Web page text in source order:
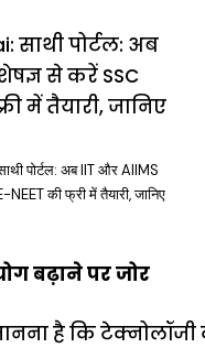
पोर्टल: अब IIT और AIIMS
की फ्री में तैयारी, जानिए
बढ़ाने पर जोर
है कि टेक्नोलॉजी